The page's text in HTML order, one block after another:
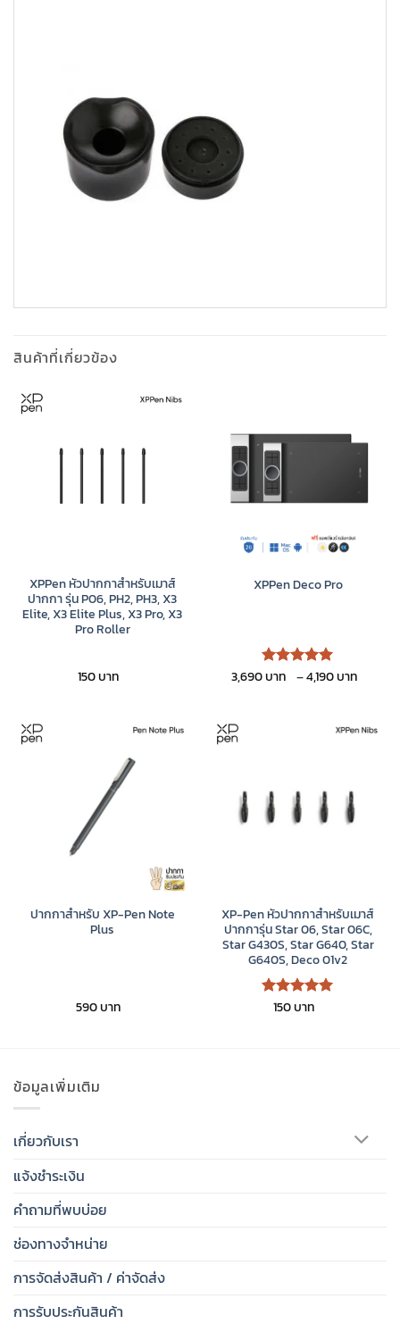
สินค้าที่เกี่ยวข้อง
XPPen หัวปากกาสำหรับเมาส์
ปากกา รุ่น P06, PH2, PH3, X3
Elite, X3 Elite Plus, X3 Pro, X3
Pro Roller
150
XPPen Deco Pro
ให้คะแนน
3,690 –4,190
4,190
ปากกาสำหรับ XP-Pen Note
Plus
590
XP-Pen หัวปากกาสำหรับเมาส์
ปากการุ่น Star 06, Star 06C,
Star G430S, Star G640, Star
G640S, Deco 01v2
ให้คะแนน
150
ข้อมูลเพิ่มเติม
เกี่ยวกับเรา
แจ้งชำระเงิน
คำถามที่พบบ่อย
ช่องทางจำหน่าย
การจัดส่งสินค้า / ค่าจัดส่ง
การรับประกันสินค้า